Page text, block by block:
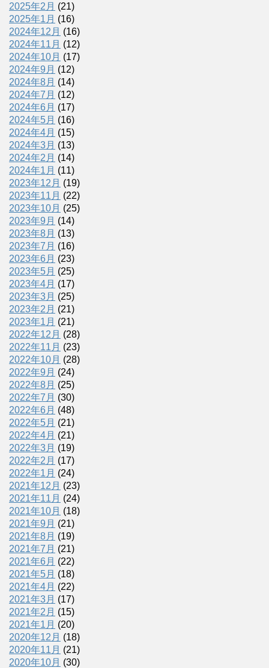
2025年2月 (21)
2025年1月 (16)
2024年12月 (16)
2024年11月 (12)
2024年10月 (17)
2024年9月 (12)
2024年8月 (14)
2024年7月 (12)
2024年6月 (17)
2024年5月 (16)
2024年4月 (15)
2024年3月 (13)
2024年2月 (14)
2024年1月 (11)
2023年12月 (19)
2023年11月 (22)
2023年10月 (25)
2023年9月 (14)
2023年8月 (13)
2023年7月 (16)
2023年6月 (23)
2023年5月 (25)
2023年4月 (17)
2023年3月 (25)
2023年2月 (21)
2023年1月 (21)
2022年12月 (28)
2022年11月 (23)
2022年10月 (28)
2022年9月 (24)
2022年8月 (25)
2022年7月 (30)
2022年6月 (48)
2022年5月 (21)
2022年4月 (21)
2022年3月 (19)
2022年2月 (17)
2022年1月 (24)
2021年12月 (23)
2021年11月 (24)
2021年10月 (18)
2021年9月 (21)
2021年8月 (19)
2021年7月 (21)
2021年6月 (22)
2021年5月 (18)
2021年4月 (22)
2021年3月 (17)
2021年2月 (15)
2021年1月 (20)
2020年12月 (18)
2020年11月 (21)
2020年10月 (30)